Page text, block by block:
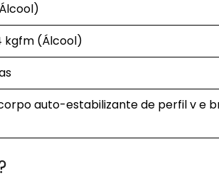
kgfm (Álcool)
auto-estabilizante de perfil v e